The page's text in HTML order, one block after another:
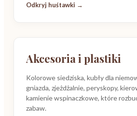
Odkryj huśtawki →
Akcesoria i plastiki
Kolorowe siedziska, kubły dla
gniazda, zjeżdżalnie, peryskopy,
kamienie wspinaczkowe, które
zabaw.